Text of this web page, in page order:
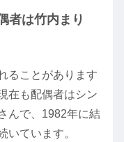
者は竹内まり
ることがあります
在も配偶者はシン
んで、1982年に結
いています。